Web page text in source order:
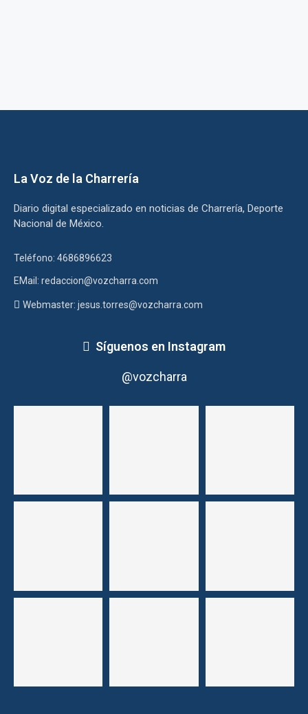
La Voz de la Charrería
Diario digital especializado en noticias de Charrería, Deporte
Nacional de México.
Teléfono: 4686896623
EMail: redaccion@vozcharra.com
Webmaster: jesus.torres@vozcharra.com
Síguenos en Instagram
@vozcharra